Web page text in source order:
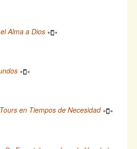
Alma a Dios
en Tiempos de Necesidad